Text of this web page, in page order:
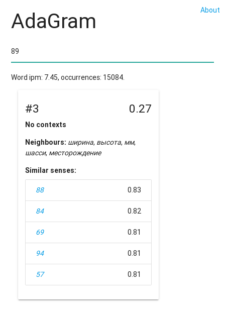
About
AdaGram
Word ipm: 7.45, occurrences: 15084.
#3 0.27
No contexts
Neighbours: ширина, высота, мм,
шасси, месторождение
Similar senses:
88 0.83
84 0.82
69 0.81
94 0.81
57 0.81